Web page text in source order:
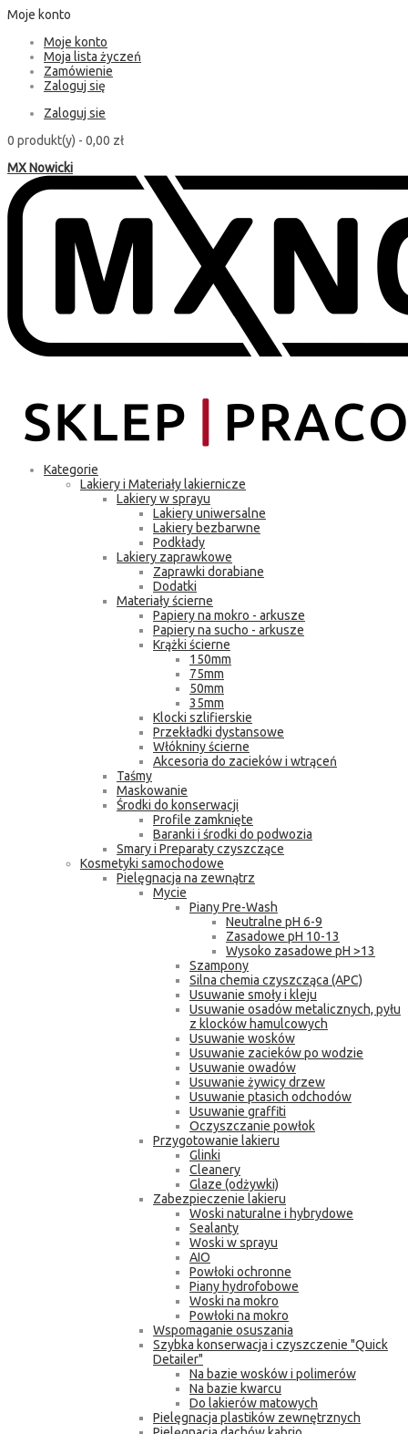
Moje konto
Moje konto
Moja lista życzeń
Zamówienie
Zaloguj się
Zaloguj sie
0 produkt(y) - 0,00 zł
MX Nowicki
Kategorie
Lakiery i Materiały lakiernicze
Lakiery w sprayu
Lakiery uniwersalne
Lakiery bezbarwne
Podkłady
Lakiery zaprawkowe
Zaprawki dorabiane
Dodatki
Materiały ścierne
Papiery na mokro - arkusze
Papiery na sucho - arkusze
Krążki ścierne
150mm
75mm
50mm
35mm
Klocki szlifierskie
Przekładki dystansowe
Włókniny ścierne
Akcesoria do zacieków i wtrąceń
Taśmy
Maskowanie
Środki do konserwacji
Profile zamknięte
Baranki i środki do podwozia
Smary i Preparaty czyszczące
Kosmetyki samochodowe
Pielęgnacja na zewnątrz
Mycie
Piany Pre-Wash
Neutralne pH 6-9
Zasadowe pH 10-13
Wysoko zasadowe pH >13
Szampony
Silna chemia czyszcząca (APC)
Usuwanie smoły i kleju
Usuwanie osadów metalicznych, pyłu
z klocków hamulcowych
Usuwanie wosków
Usuwanie zacieków po wodzie
Usuwanie owadów
Usuwanie żywicy drzew
Usuwanie ptasich odchodów
Usuwanie graffiti
Oczyszczanie powłok
Przygotowanie lakieru
Glinki
Cleanery
Glaze (odżywki)
Zabezpieczenie lakieru
Woski naturalne i hybrydowe
Sealanty
Woski w sprayu
AIO
Powłoki ochronne
Piany hydrofobowe
Woski na mokro
Powłoki na mokro
Wspomaganie osuszania
Szybka konserwacja i czyszczenie "Quick
Detailer"
Na bazie wosków i polimerów
Na bazie kwarcu
Do lakierów matowych
Pielęgnacja plastików zewnętrznych